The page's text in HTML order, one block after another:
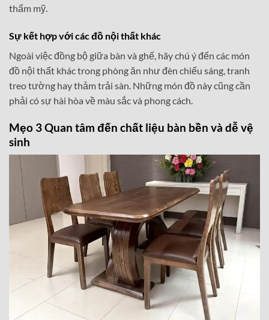
thẩm mỹ.
Sự kết hợp với các đồ nội thất khác
Ngoài việc đồng bộ giữa bàn và ghế, hãy chú ý đến các món
đồ nội thất khác trong phòng ăn như đèn chiếu sáng, tranh
treo tường hay thảm trải sàn. Những món đồ này cũng cần
phải có sự hài hòa về màu sắc và phong cách.
Mẹo 3 Quan tâm đến chất liệu bàn bền và dễ vệ
sinh